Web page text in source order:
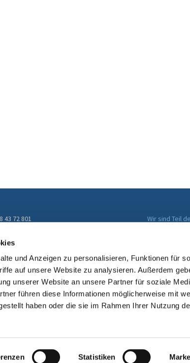
und Anzeigen zu personalisieren, Funktionen für
auf unsere Website zu analysieren. Außerdem
unserer Website an unsere Partner für soziale
führen diese Informationen möglicherweise mit
haben oder die sie im Rahmen Ihrer Nutzung
Statistiken
43 72 801
muelheim.de
Wir sind Teil
Datenschutzerklärung ChurchDesk-